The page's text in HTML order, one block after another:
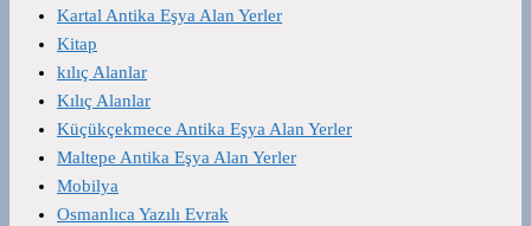
Kartal Antika Eşya Alan Yerler
Kitap
kılıç Alanlar
Kılıç Alanlar
Küçükçekmece Antika Eşya Alan Yerler
Maltepe Antika Eşya Alan Yerler
Mobilya
Osmanlıca Yazılı Evrak